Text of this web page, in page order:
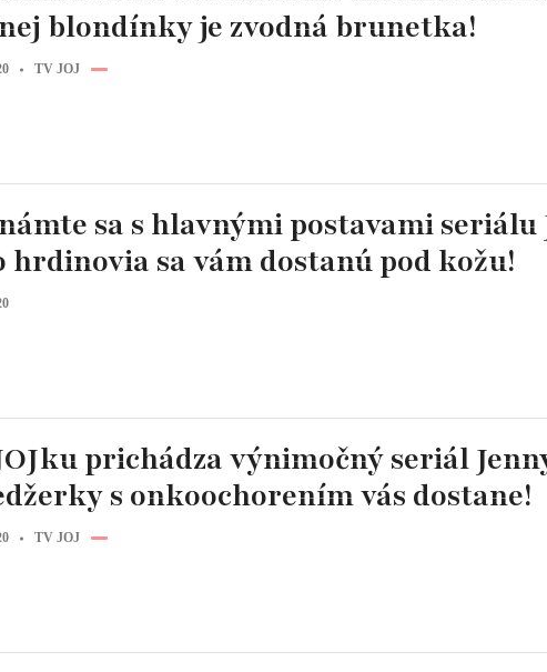
blondínky je zvodná brunetka!
TV JOJ
sa s hlavnými postavami seriálu
hrdinovia sa vám dostanú pod kožu!
prichádza výnimočný seriál
s onkoochorením vás dostane!
TV JOJ